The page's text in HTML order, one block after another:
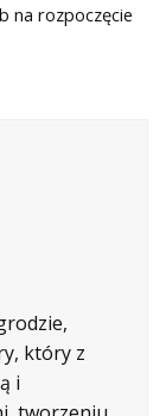
na rozpoczęcie
który z
i